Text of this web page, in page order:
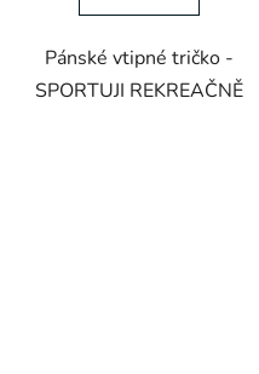
Pánské vtipné tričko -
SPORTUJI REKREAČNĚ